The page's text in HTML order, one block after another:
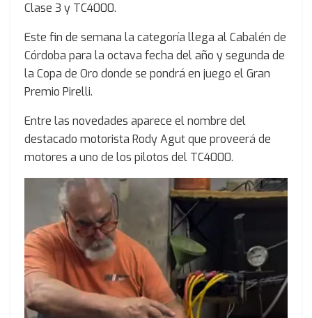
Clase 3 y TC4000.
Este fin de semana la categoría llega al Cabalén de
Córdoba para la octava fecha del año y segunda de
la Copa de Oro donde se pondrá en juego el Gran
Premio Pirelli.
Entre las novedades aparece el nombre del
destacado motorista Rody Agut que proveerá de
motores a uno de los pilotos del TC4000.